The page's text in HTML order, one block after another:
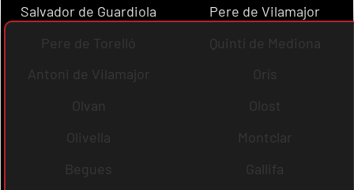
Salvador de Guardiola
Pere de Vilamajor
Pere de Torelló
Quintí de Mediona
Antoni de Vilamajor
Orís
Olvan
Olost
Olivella
Montclar
Begues
Gallifa